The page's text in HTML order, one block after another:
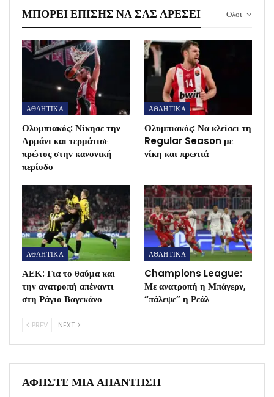
Ολοι
ΜΠΟΡΕΊ ΕΠΊΣΗΣ ΝΑ ΣΑΣ ΑΡΈΣΕΙ
ΑΘΛΗΤΙΚΑ
Ολυμπιακός: Νίκησε την
Αρμάνι και τερμάτισε
πρώτος στην κανονική
περίοδο
ΑΘΛΗΤΙΚΑ
Ολυμπιακός: Να κλείσει τη
Regular Season με
νίκη και πρωτιά
ΑΘΛΗΤΙΚΑ
ΑΕΚ: Για το θαύμα και
την ανατροπή απέναντι
στη Ράγιο Βαγεκάνο
ΑΘΛΗΤΙΚΑ
Champions League:
Με ανατροπή η Μπάγερν,
“πάλεψε” η Ρεάλ
PREV NEXT
ΑΦΉΣΤΕ ΜΙΑ ΑΠΆΝΤΗΣΗ